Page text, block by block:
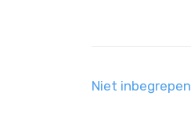
Niet inbegrepen